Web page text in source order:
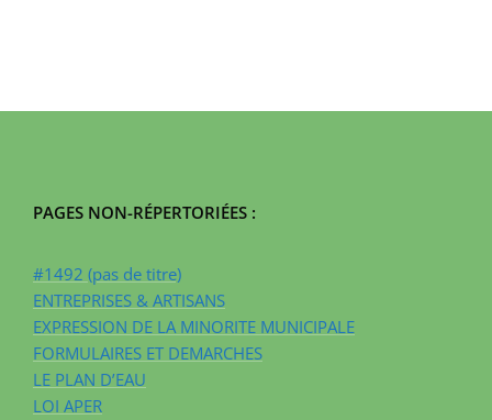
PAGES NON-RÉPERTORIÉES :
#1492 (pas de titre)
ENTREPRISES & ARTISANS
EXPRESSION DE LA MINORITE MUNICIPALE
FORMULAIRES ET DEMARCHES
LE PLAN D’EAU
LOI APER